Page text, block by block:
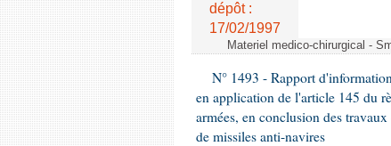
dépôt :
17/02/1997
Materiel medico-chirurgical -
N° 1493 - Rapport
en application de l'article 145 du
armées, en conclusion des
de missiles anti-navires